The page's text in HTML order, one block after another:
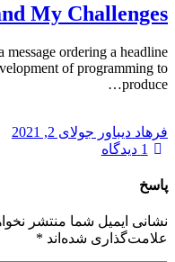
My Challenges!
message ordering a headline
of programming to
produce…
فرهاد دیباور جولای 2, 2021
1 دیدگاه
پاسخ
نشانی ایمیل شما منتشر
علامت‌گذاری شده‌اند *